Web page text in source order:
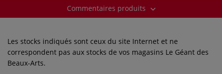
Commentaires produits
Les stocks indiqués sont ceux du site Internet et ne
correspondent pas aux stocks de vos magasins Le Géant des
Beaux-Arts.